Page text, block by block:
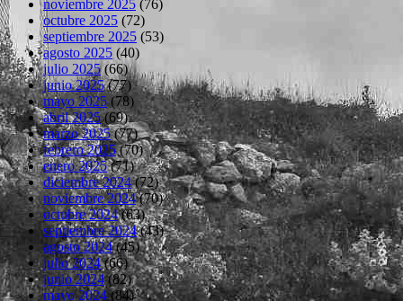
noviembre 2025 (76)
octubre 2025 (72)
septiembre 2025 (53)
agosto 2025 (40)
julio 2025(66)
junio 2025(77)
mayo 2025(78)
abril 2025(69)
marzo 2025(77)
febrero 2025(70)
enero 2025(71)
diciembre 2024(72)
noviembre 2024(70)
octubre 2024(63)
septiembre 2024(43)
agosto 2024(45)
julio 2024(66)
junio 2024(82)
mayo 2024(84)